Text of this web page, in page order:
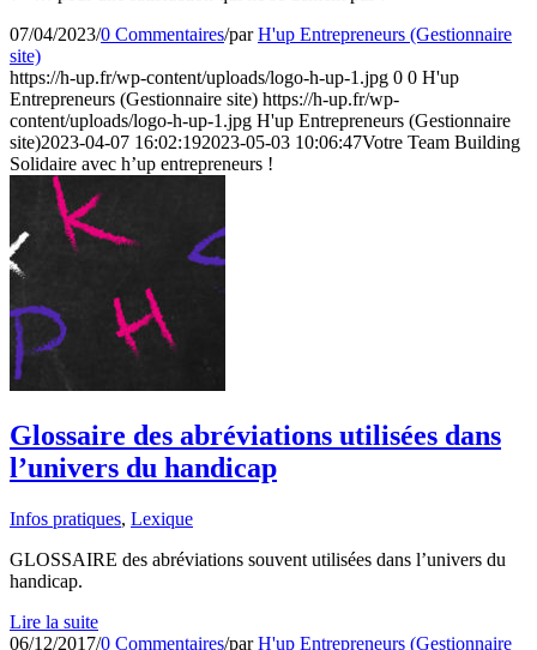
07/04/2023/0 Commentaires/parH'up Entrepreneurs (Gestionnaire
site)
https://h-up.fr/wp-content/uploads/logo-h-up-1.jpg 0 0 H'up
Entrepreneurs (Gestionnaire site) https://h-up.fr/wp-
content/uploads/logo-h-up-1.jpg H'up Entrepreneurs (Gestionnaire
site)2023-04-07 16:02:192023-05-03 10:06:47Votre Team Building
Solidaire avec h’up entrepreneurs !
Glossaire des abréviations utilisées dans
l’univers du handicap
Infos pratiques, Lexique
GLOSSAIRE des abréviations souvent utilisées dans l’univers du
handicap.
Lire la suite
06/12/2017/0 Commentaires/parH'up Entrepreneurs (Gestionnaire